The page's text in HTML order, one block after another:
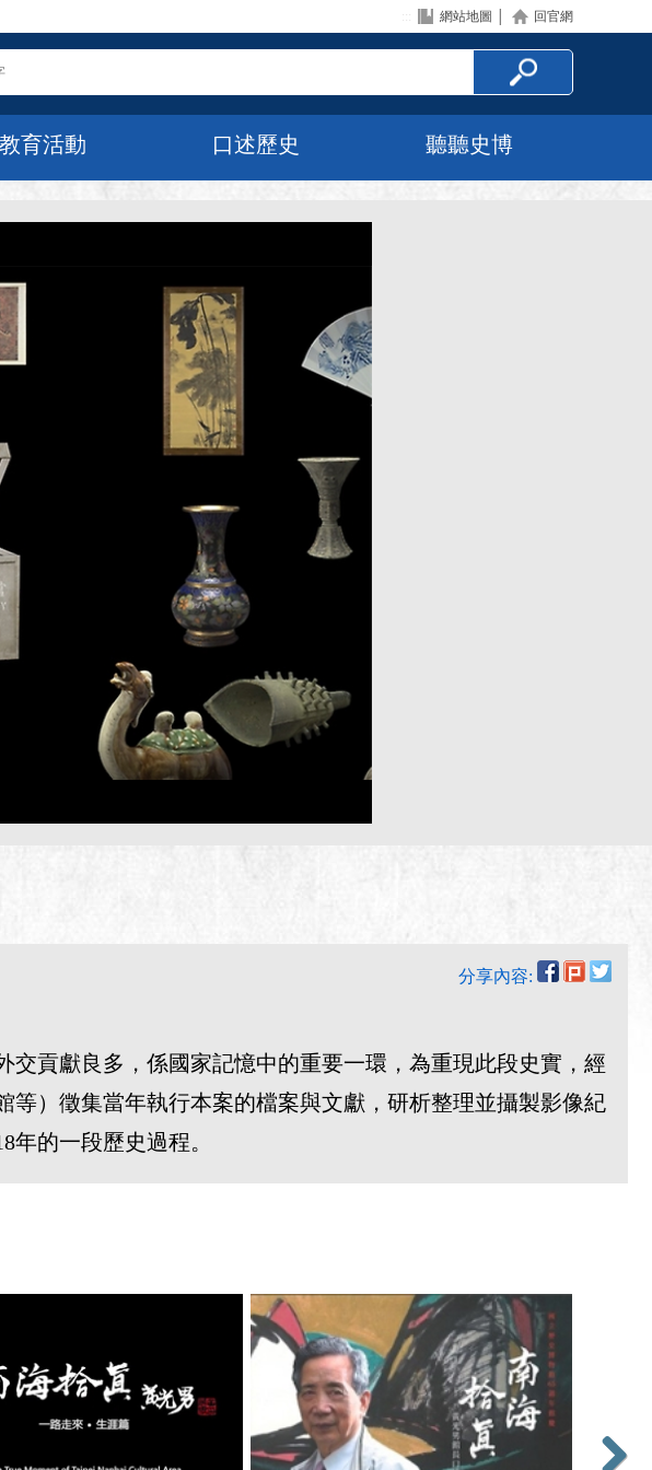
::: 網站地圖 回官網
教育活動 口述歷史 聽聽史博
分享內容:
交貢獻良多，係國家記憶中的重要一環，為重現此段史實，經
）徵集當年執行本案的檔案與文獻，研析整理並攝製影像紀
的一段歷史過程。